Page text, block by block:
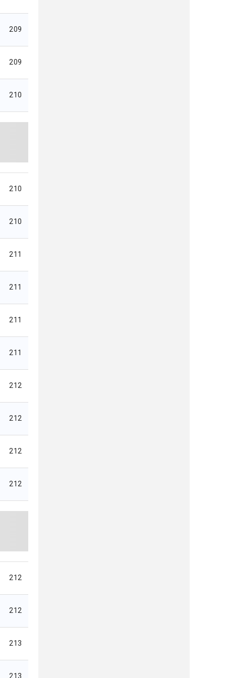
209
209
210
210
210
211
211
211
211
212
212
212
212
212
212
213
213